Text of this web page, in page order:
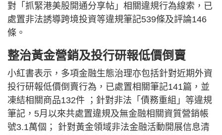
對「抓緊港美股開通分享帖」相關違規行為線索，已
處置非法誘導跨境投資等違規筆記539條及評論146
條。
整治黃金營銷及投行研報低價倒賣
小紅書表示，多項金融生態治理亦包括針對近期外資
投行研報低價倒賣行為，已處置相關筆記141篇，並
凍結相關商品132件 ；針對非法「債務重組」等違規
筆記，5月以來共處置違規及無金融相關資質營銷帳
號3.1萬個； 針對黃金領域非法金融活動開展信息清